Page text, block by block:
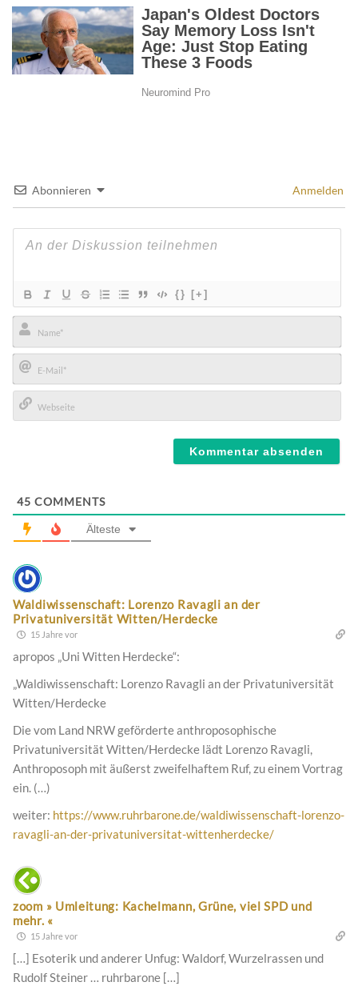
Abonnieren Anmelden
{} [+]
Name*
E-
Mail*
45 COMMENTS
Älteste
Waldiwissenschaft: Lorenzo Ravagli an der
Privatuniversität Witten/Herdecke
15 Jahre vor
apropos „Uni Witten Herdecke“:
„Waldiwissenschaft: Lorenzo Ravagli an der Privatuniversität
Witten/Herdecke
Die vom Land NRW geförderte anthroposophische
Privatuniversität Witten/Herdecke lädt Lorenzo Ravagli,
Anthroposoph mit äußerst zweifelhaftem Ruf, zu einem Vortrag
ein. (…)
weiter: https://www.ruhrbarone.de/waldiwissenschaft-lorenzo-
ravagli-an-der-privatuniversitat-wittenherdecke/
zoom » Umleitung: Kachelmann, Grüne, viel SPD und
mehr. «
15 Jahre vor
[…] Esoterik und anderer Unfug: Waldorf, Wurzelrassen und
Rudolf Steiner … ruhrbarone […]